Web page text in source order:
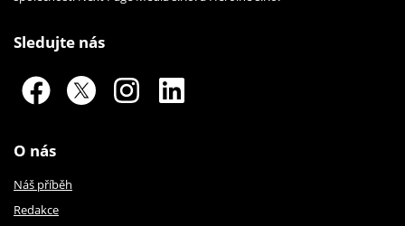
Sledujte nás
O nás
Náš příběh
Redakce